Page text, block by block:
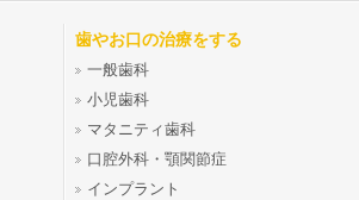
歯やお口の治療をする
一般歯科
小児歯科
マタニティ歯科
口腔外科・顎関節症
インプラント